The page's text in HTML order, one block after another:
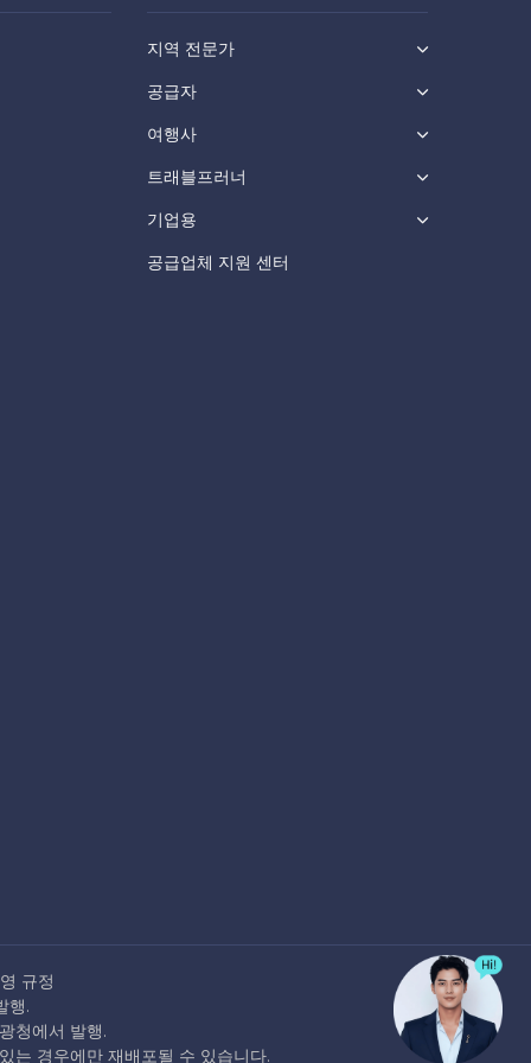
지역 전문가
공급자
여행사
트래블프러너
기업용
공급업체 지원 센터
규정
행.
청에서 발행.
경우에만 재배포될 수 있습니다.